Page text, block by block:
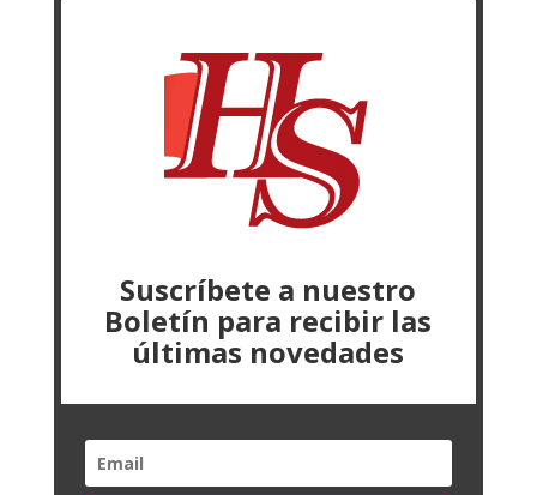
Suscríbete a nuestro
Boletín para recibir las
últimas novedades